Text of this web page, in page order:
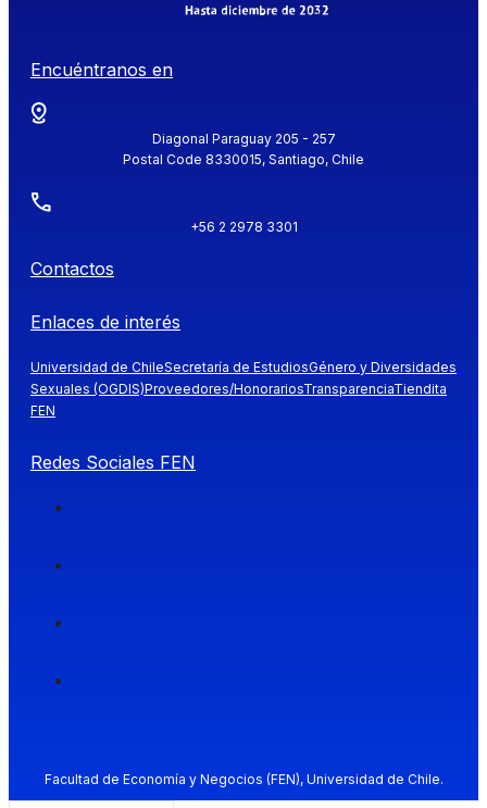
Encuéntranos en
Diagonal Paraguay 205 - 257
Postal Code 8330015, Santiago, Chile
+56 2 2978 3301
Contactos
Enlaces de interés
Universidad de ChileSecretaría de EstudiosGénero y Diversidades
Sexuales (OGDIS)Proveedores/HonorariosTransparenciaTiendita
FEN
Redes Sociales FEN
Facultad de Economía y Negocios (FEN), Universidad de Chile.